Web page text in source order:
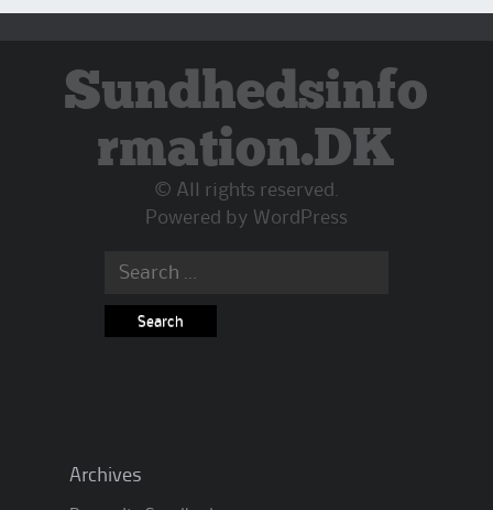
Sundhedsinfo
rmation.DK
© All rights reserved.
Powered by WordPress
Search
Archives